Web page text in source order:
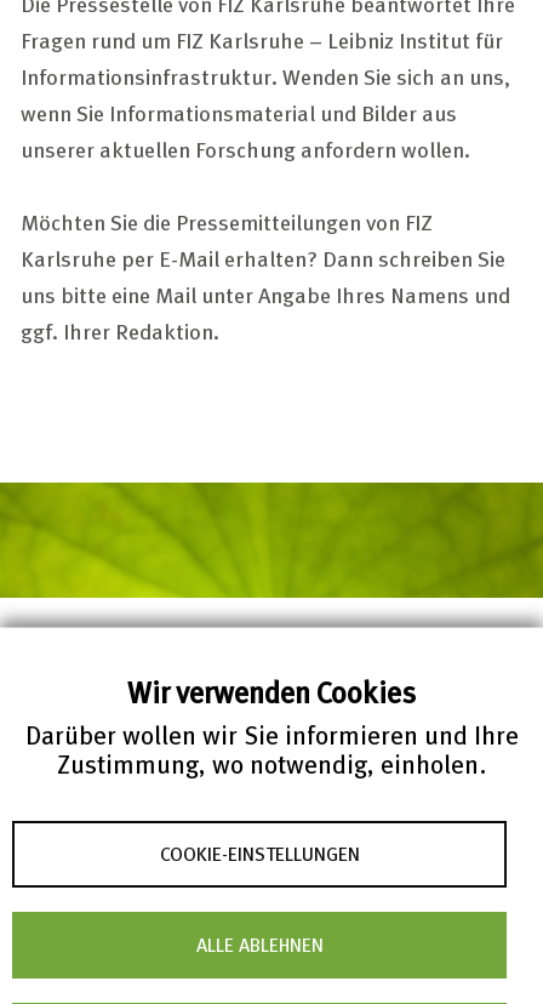
Wir verwenden Cookies
Darüber wollen wir Sie informieren und Ihre
Zustimmung, wo notwendig, einholen.
COOKIE-EINSTELLUNGEN
ALLE ABLEHNEN
Fragen rund um FIZ Karlsruhe – Leibniz Institut für
Informationsinfrastruktur. Wenden Sie sich an uns,
wenn Sie Informationsmaterial und Bilder aus
unserer aktuellen Forschung anfordern wollen.
Möchten Sie die Pressemitteilungen von FIZ
Karlsruhe per E-Mail erhalten? Dann schreiben Sie
uns bitte eine Mail unter Angabe Ihres Namens und
ggf. Ihrer Redaktion.
Alle Pressemeldungen anzeigen